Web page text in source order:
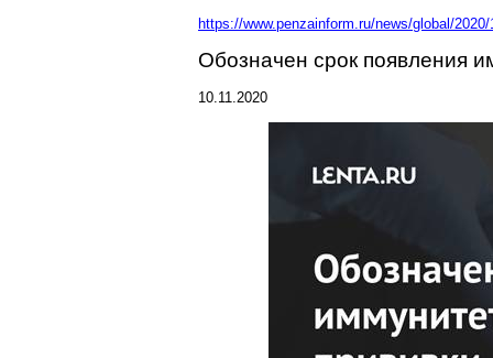
https://www.penzainform.ru/news/global/
Обозначен срок появления
10.11.2020